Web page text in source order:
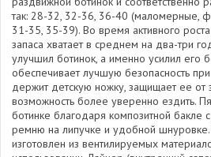
так: 28-32, 32-36, 36-40 (маломерные,
31-35, 35-39). Во время активного
запаса хватает в среднем на два-три
улучшил ботинок, а именно усилил его
обеспечивает лучшую безопасность
держит детскую ножку, защищает ее от
возможность более уверенно ездить.
ботинке благодаря композитной бакле
ремню на липучке и удобной
изготовлен из вентилируемых